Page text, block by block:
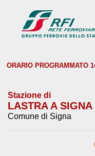
ORARIO PROGRAMMATO
Stazione di
LASTRA A SIGNA
Comune di Signa